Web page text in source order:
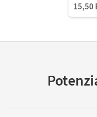
15,50